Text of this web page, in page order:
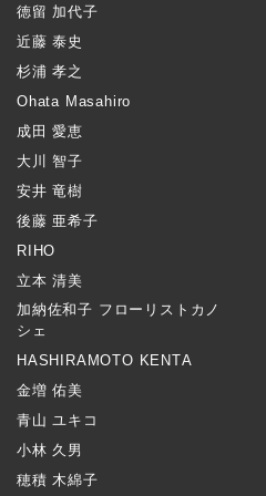
徳留 加代子
近藤 泰史
杉浦 孝之
Ohata Masahiro
成田 愛恵
大川 智子
安井 竜樹
後藤 亜希子
RIHO
立本 清美
加納佐和子 フローリストカノ
シェ
HASHIRAMOTO KENTA
金増 佑美
青山 ユキコ
小林 久男
穂積 木綿子